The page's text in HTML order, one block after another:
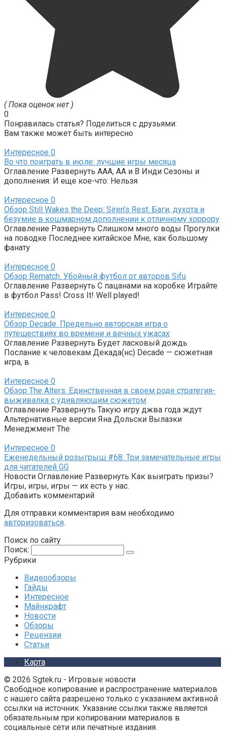
( Пока оценок нет )
0
Понравилась статья? Поделиться с друзьями:
Вам также может быть интересно
Интересное 0
Во что поиграть в июле: лучшие игры месяца
Оглавление Развернуть AAA, AA и B Инди Сезоны и
дополнения: И еще кое-что: Нельзя
Интересное 0
Обзор Still Wakes the Deep: Siren’s Rest. Баги, духота и
безумие в кошмарном дополнении к отличному хоррору
Оглавление Развернуть Слишком много воды Прогулки
на поводке Последнее китайское Мне, как большому
фанату
Интересное 0
Обзор Rematch. Убойный футбол от авторов Sifu
Оглавление Развернуть С пацанами на коробке Играйте
в футбол Pass! Cross It! Well played!
Интересное 0
Обзор Decade. Предельно авторская игра о
путешествиях во времени и вечных ужасах
Оглавление Развернуть Будет ласковый дождь
Послание к человекам Декада(нс) Decade — сюжетная
игра, в
Интересное 0
Обзор The Alters. Единственная в своем роде стратегия-
выживалка с удивляющим сюжетом
Оглавление Развернуть Такую игру джва года ждут
Альтернативные версии Яна Дольски Вылазки
Менеджмент The
Интересное 0
Еженедельный розыгрыш #68. Три замечательные игры
для читателей GG
Новости Оглавление Развернуть Как выиграть призы?
Игры, игры, игры — их есть у нас.
Добавить комментарий
Для отправки комментария вам необходимо
авторизоваться.
Поиск по сайту
Поиск:
Рубрики
Видеообзоры
Гайды
Интересное
Майнкрафт
Новости
Обзоры
Рецензии
Статьи
Карта
© 2026 Sgtek.ru - Игровые новости
Свободное копирование и распространение материалов
с нашего сайта разрешено только с указанием активной
ссылки на источник. Указание ссылки также является
обязательным при копировании материалов в
социальные сети или печатные издания.